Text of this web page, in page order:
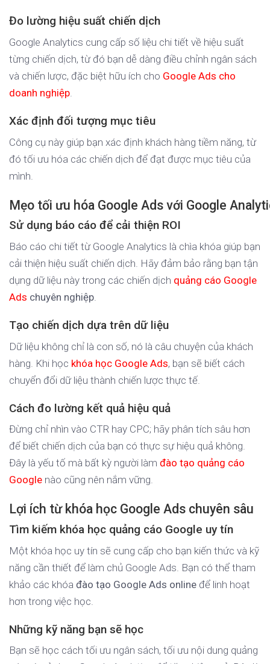
Đo lường hiệu suất chiến dịch
Google Analytics cung cấp số liệu chi tiết về hiệu suất
từng chiến dịch, từ đó bạn dễ dàng điều chỉnh ngân sách
và chiến lược, đặc biệt hữu ích cho Google Ads cho
doanh nghiệp
Xác định đối tượng mục tiêu
Công cụ này giúp bạn xác định khách hàng tiềm năng, từ
đó tối ưu hóa các chiến dịch để đạt được mục tiêu của
mình.
Mẹo tối ưu hóa Google Ads với Google
Sử dụng báo cáo để cải thiện ROI
Báo cáo chi tiết từ Google Analytics là chìa khóa giúp bạn
cải thiện hiệu suất chiến dịch. Hãy đảm bảo rằng bạn tận
dụng dữ liệu này trong các chiến dịch quảng cáo Google
Ads chuyên nghiệp
Tạo chiến dịch dựa trên dữ liệu
Dữ liệu không chỉ là con số, nó là câu chuyện của khách
hàng. Khi học khóa học Google Ads, bạn sẽ biết cách
chuyển đổi dữ liệu thành chiến lược thực tế.
Cách đo lường kết quả hiệu quả
Đừng chỉ nhìn vào CTR hay CPC; hãy phân tích sâu hơn
để biết chiến dịch của bạn có thực sự hiệu quả không.
Đây là yếu tố mà bất kỳ người làm đào tạo quảng cáo
Google nào cũng nên nắm vững.
Lợi ích từ khóa học Google Ads chuyên sâu
Tìm kiếm khóa học quảng cáo Google uy tín
Một khóa học uy tín sẽ cung cấp cho bạn kiến thức và kỹ
năng cần thiết để làm chủ Google Ads. Bạn có thể tham
khảo các khóa đào tạo Google Ads online để linh hoạt
hơn trong việc học.
Những kỹ năng bạn sẽ học
Bạn sẽ học cách tối ưu ngân sách, tối ưu nội dung quảng